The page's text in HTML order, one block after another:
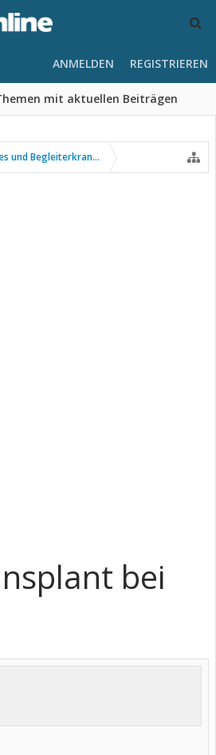
mit aktuellen Beiträgen
ANMELDEN REGISTRIEREN
und Begleiterkrankungen
bei